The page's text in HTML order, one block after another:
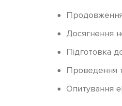
Досягнення
Підготовка
Проведення
Опитування